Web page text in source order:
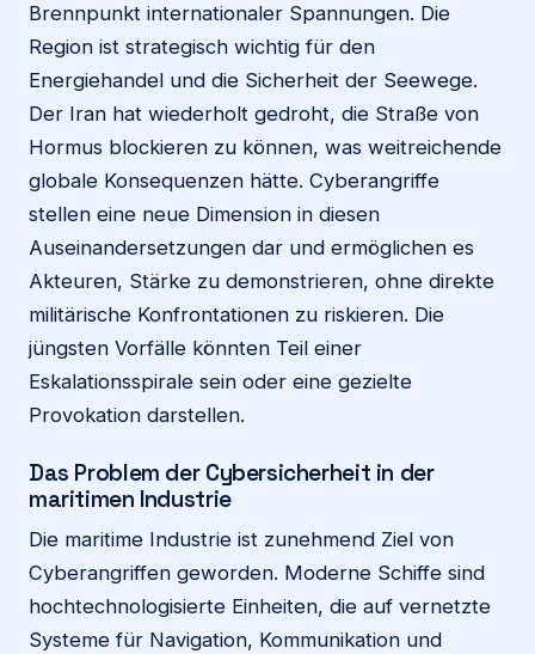
Brennpunkt internationaler Spannungen. Die
Region ist strategisch wichtig für den
Energiehandel und die Sicherheit der Seewege.
Der Iran hat wiederholt gedroht, die Straße von
Hormus blockieren zu können, was weitreichende
globale Konsequenzen hätte. Cyberangriffe
stellen eine neue Dimension in diesen
Auseinandersetzungen dar und ermöglichen es
Akteuren, Stärke zu demonstrieren, ohne direkte
militärische Konfrontationen zu riskieren. Die
jüngsten Vorfälle könnten Teil einer
Eskalationsspirale sein oder eine gezielte
Provokation darstellen.
Das Problem der Cybersicherheit in der
maritimen Industrie
Die maritime Industrie ist zunehmend Ziel von
Cyberangriffen geworden. Moderne Schiffe sind
hochtechnologisierte Einheiten, die auf vernetzte
Systeme für Navigation, Kommunikation und